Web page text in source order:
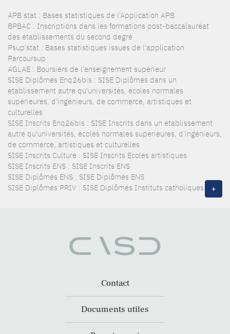
APB stat : Bases statistiques de l'Application APB
BPBAC : Inscriptions dans les formations post-baccalauréat
des établissements du second degré
Psup'stat : Bases statistiques issues de l'application
Parcoursup
AGLAE : Boursiers de l'enseignement supérieur
SISE Diplômés Enq26bis : SISE Diplômés dans un
établissement autre qu'universités, écoles normales
supérieures, d'ingénieurs, de commerce, artistiques et
culturelles
SISE Inscrits Enq26bis : SISE Inscrits dans un établissement
autre qu'universités, écoles normales supérieures, d'ingénieurs,
de commerce, artistiques et culturelles
SISE Inscrits Culture : SISE Inscrits Ecoles artistiques
SISE Inscrits ENS : SISE Inscrits ENS
SISE Diplômés ENS : SISE Diplômés ENS
SISE Diplômés PRIV : SISE Diplômés Instituts catholiques
+
Contact
Documents utiles